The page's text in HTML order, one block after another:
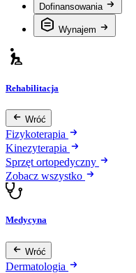
Dofinansowania
Wynajem
Rehabilitacja
Wróć
Fizykoterapia
Kinezyterapia
Sprzęt ortopedyczny
Zobacz wszystko
Medycyna
Wróć
Dermatologia